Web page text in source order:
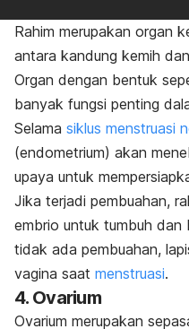
Rahim merupakan organ
antara kandung kemih
Organ dengan bentuk
banyak fungsi penting
Selama siklus menstruasi
(endometrium) akan
upaya untuk
Jika terjadi pembuahan,
embrio untuk tumbuh dan
tidak ada pembuahan,
vagina saat menstruasi.
4. Ovarium
Ovarium merupakan